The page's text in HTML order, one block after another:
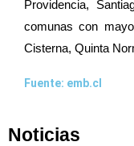
Providencia,
comunas con
Cisterna, Quinta
Fuente: emb.cl
Noticias